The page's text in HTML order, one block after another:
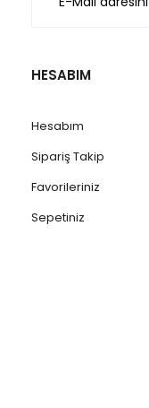
HESABIM
Hesabım
Sipariş Takip
Favorileriniz
Sepetiniz